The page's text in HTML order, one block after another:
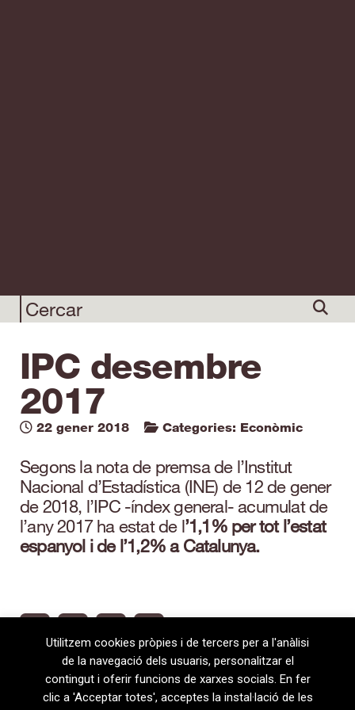
IPC desembre
2017
22 gener 2018 Categories: Econòmic
Segons la nota de premsa de l’Institut
Nacional d’Estadística (INE) de 12 de gener
de 2018, l’IPC -índex general- acumulat de
l’any 2017 ha estat de l’1,1% per tot l’estat
espanyol i de l’1,2% a Catalunya.
Utilitzem cookies pròpies i de tercers per a l'anàlisi
de la navegació dels usuaris, personalitzar el
contingut i oferir funcions de xarxes socials. En fer
clic a 'Acceptar totes', acceptes la instal·lació de les